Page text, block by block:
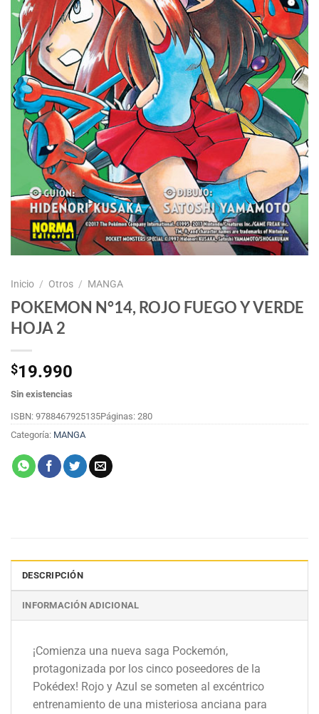
Inicio / Otros / MANGA
POKEMON N°14, ROJO FUEGO Y VERDE
HOJA 2
$19.990
Sin existencias
ISBN: 9788467925135Páginas: 280
Categoría: MANGA
DESCRIPCIÓN
INFORMACIÓN ADICIONAL
¡Comienza una nueva saga Pockemón,
protagonizada por los cinco poseedores de la
Pokédex! Rojo y Azul se someten al excéntrico
entrenamiento de una misteriosa anciana para